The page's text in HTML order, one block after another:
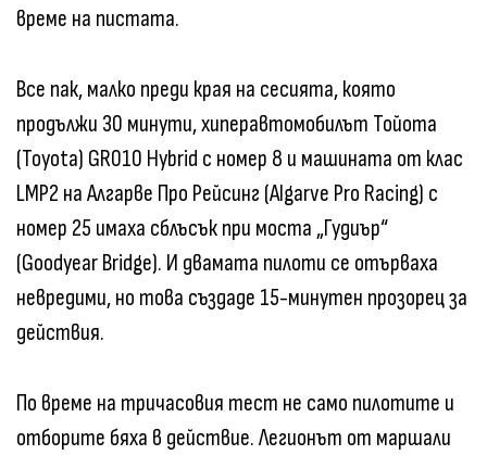
време на пистата.
Все пак, малко преди края на сесията, която
продължи 30 минути, хиперавтомобилът Тойота
(Toyota) GR010 Hybrid с номер 8 и машината от клас
LMP2 на Алгарве Про Рейсинг (Algarve Pro Racing) с
номер 25 имаха сблъсък при моста „Гудиър“
(Goodyear Bridge). И двамата пилоти се отърваха
невредими, но това създаде 15-минутен прозорец за
действия.
По време на тричасовия тест не само пилотите и
отборите бяха в действие. Легионът от маршали